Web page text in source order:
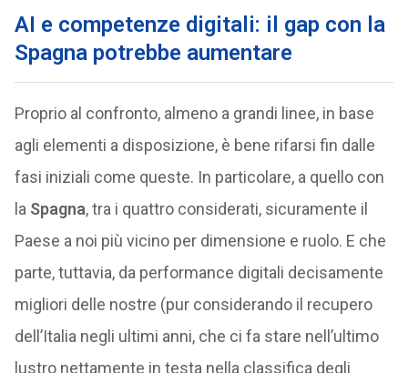
AI e competenze digitali: il gap con la
Spagna potrebbe aumentare
Proprio al confronto, almeno a grandi linee, in base
agli elementi a disposizione, è bene rifarsi fin dalle
fasi iniziali come queste. In particolare, a quello con
la Spagna, tra i quattro considerati, sicuramente il
Paese a noi più vicino per dimensione e ruolo. E che
parte, tuttavia, da performance digitali decisamente
migliori delle nostre (pur considerando il recupero
dell’Italia negli ultimi anni, che ci fa stare nell’ultimo
lustro nettamente in testa nella classifica degli